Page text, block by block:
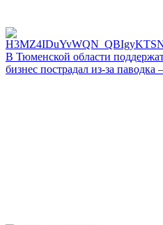
В Тюменской области
бизнес пострадал из-за паводка